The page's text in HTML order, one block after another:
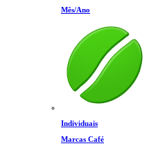
Mês/Ano
Individuais
Marcas Café